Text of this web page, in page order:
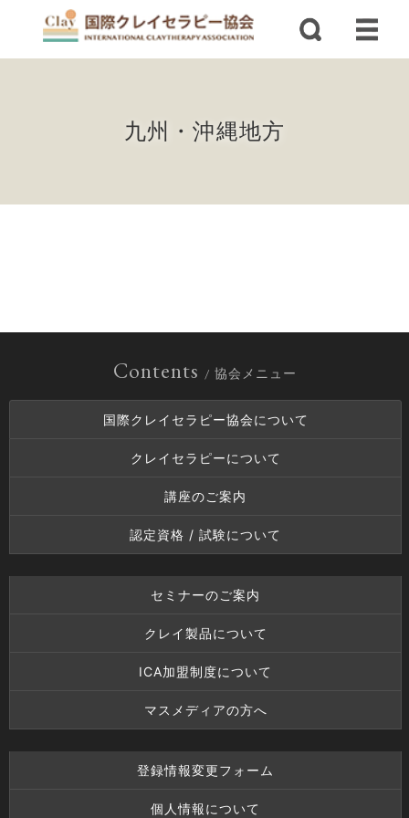
九州・沖縄地方
Contents / 協会メニュー
国際クレイセラピー協会について
クレイセラピーについて
講座のご案内
認定資格 / 試験について
セミナーのご案内
クレイ製品について
ICA加盟制度について
マスメディアの方へ
登録情報変更フォーム
個人情報について